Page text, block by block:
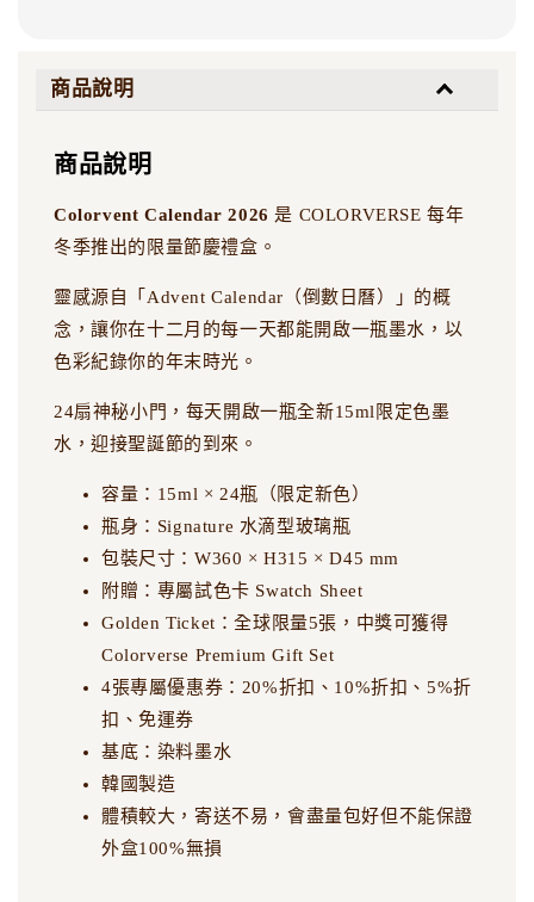
商品說明
商品說明
Colorvent Calendar 2026 是 COLORVERSE 每年
冬季推出的限量節慶禮盒。
靈感源自「Advent Calendar（倒數日曆）」的概
念，讓你在十二月的每一天都能開啟一瓶墨水，以
色彩紀錄你的年末時光。
24扇神秘小門，每天開啟一瓶全新15ml限定色墨
水，迎接聖誕節的到來。
容量：15ml × 24瓶（限定新色）
瓶身：Signature 水滴型玻璃瓶
包裝尺寸：W360 × H315 × D45 mm
附贈：專屬試色卡 Swatch Sheet
Golden Ticket：全球限量5張，中獎可獲得
Colorverse Premium Gift Set
4張專屬優惠券：20%折扣、10%折扣、5%折
扣、免運券
基底：染料墨水
韓國製造
體積較大，寄送不易，會盡量包好但不能保證
外盒100%無損